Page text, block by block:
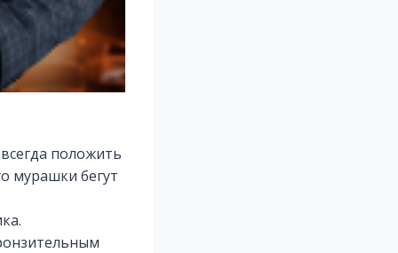
положить
мурашки бегут